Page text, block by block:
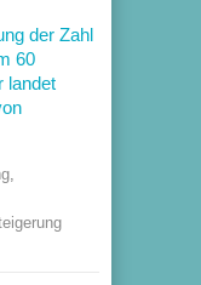
der Zahl
60
landet
,